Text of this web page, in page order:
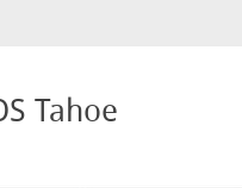
Tahoe